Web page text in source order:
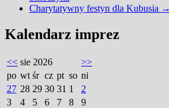
Charytatywny festyn dla Kubusia →
Kalendarz imprez
<< sie 2026
>>
po wt śr cz pt so ni
27 28 29 30 31 1
2
3
4 5 6 7 8
9